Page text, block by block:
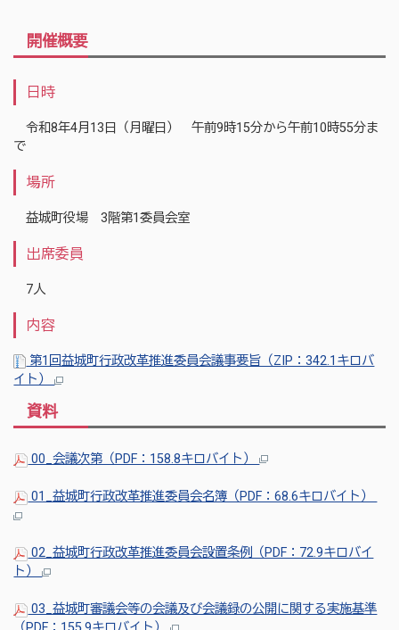
開催概要
日時
令和8年4月13日（月曜日） 午前9時15分から午前10時55分ま
で
場所
益城町役場 3階第1委員会室
出席委員
7人
内容
第1回益城町行政改革推進委員会議事要旨（ZIP：342.1キロバ
イト）
資料
00_会議次第（PDF：158.8キロバイト）
01_益城町行政改革推進委員会名簿（PDF：68.6キロバイト）
02_益城町行政改革推進委員会設置条例（PDF：72.9キロバイ
ト）
03_益城町審議会等の会議及び会議録の公開に関する実施基準